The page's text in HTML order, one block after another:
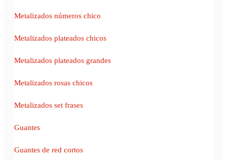
Metalizados números chico
Metalizados plateados chicos
Metalizados plateados grandes
Metalizados rosas chicos
Metalizados set frases
Guantes
Guantes de red cortos